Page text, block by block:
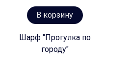
В корзину
Шарф "Прогулка по
городу"